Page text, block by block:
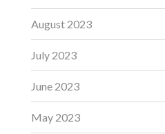
August 2023
July 2023
June 2023
May 2023